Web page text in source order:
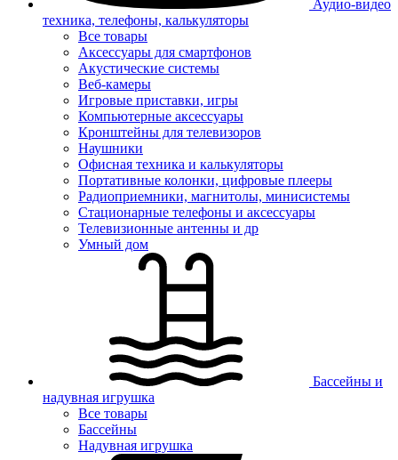
Аудио-видео
техника, телефоны, калькуляторы
Все товары
Аксессуары для смартфонов
Акустические системы
Веб-камеры
Игровые приставки, игры
Компьютерные аксессуары
Кронштейны для телевизоров
Наушники
Офисная техника и калькуляторы
Портативные колонки, цифровые плееры
Радиоприемники, магнитолы, минисистемы
Стационарные телефоны и аксессуары
Телевизионные антенны и др
Умный дом
Бассейны и
надувная игрушка
Все товары
Бассейны
Надувная игрушка